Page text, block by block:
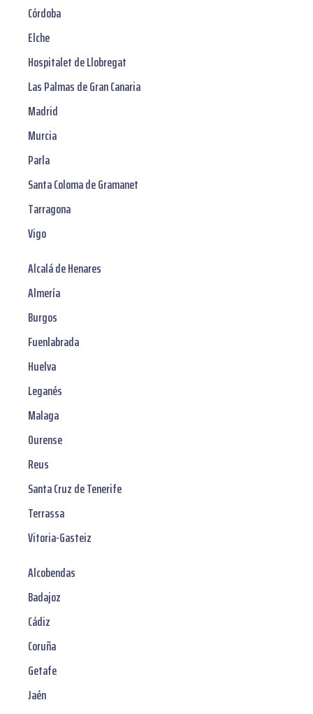
Córdoba
Elche
Hospitalet de Llobregat
Las Palmas de Gran Canaria
Madrid
Murcia
Parla
Santa Coloma de Gramanet
Tarragona
Vigo
Alcalá de Henares
Almería
Burgos
Fuenlabrada
Huelva
Leganés
Malaga
Ourense
Reus
Santa Cruz de Tenerife
Terrassa
Vitoria-Gasteiz
Alcobendas
Badajoz
Cádiz
Coruña
Getafe
Jaén